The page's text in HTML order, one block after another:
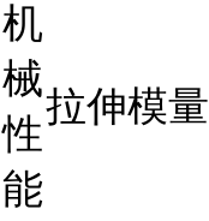
机
械
性
能
拉伸模量